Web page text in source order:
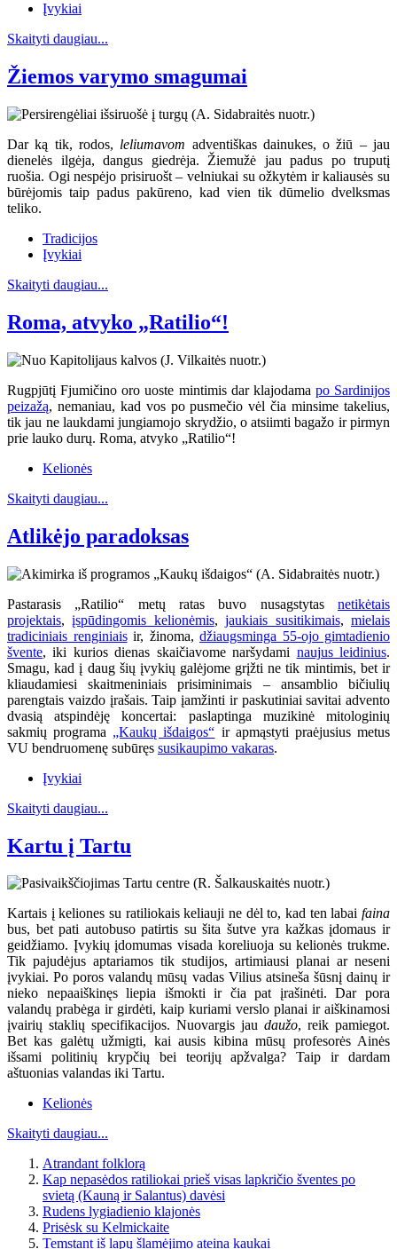
Įvykiai
Skaityti daugiau...
Žiemos varymo smagumai
Dar ką tik, rodos, leliumavom adventiškas dainukes, o žiū – jau
dienelės ilgėja, dangus giedrėja. Žiemužė jau padus po truputį
ruošia. Ogi nespėjo prisiruošt – velniukai su ožkytėm ir kaliausės su
būrėjomis taip padus pakūreno, kad vien tik dūmelio dvelksmas
teliko.
Tradicijos
Įvykiai
Skaityti daugiau...
Roma, atvyko „Ratilio“!
Rugpjūtį Fjumičino oro uoste mintimis dar klajodama po Sardinijos
peizažą, nemaniau, kad vos po pusmečio vėl čia minsime takelius,
tik jau ne laukdami jungiamojo skrydžio, o atsiimti bagažo ir pirmyn
prie lauko durų. Roma, atvyko „Ratilio“!
Kelionės
Skaityti daugiau...
Atlikėjo paradoksas
Pastarasis „Ratilio“ metų ratas buvo nusagstytas netikėtais
projektais,įspūdingomis kelionėmis,jaukiais susitikimais,mielais
tradiciniais renginiaisir, žinoma, džiaugsminga 55-ojo gimtadienio
švente, iki kurios dienas skaičiavome naršydami naujus leidinius.
Smagu, kad į daug šių įvykių galėjome grįžti ne tik mintimis, bet ir
kliaudamiesi skaitmeniniais prisiminimais – ansamblio bičiulių
parengtais vaizdo įrašais. Taip įamžinti ir paskutiniai savitai advento
dvasią atspindėję koncertai: paslaptinga muzikinė mitologinių
sakmių programa „Kaukų išdaigos“ ir apmąstyti praėjusius metus
VU bendruomenę subūręs susikaupimo vakaras.
Įvykiai
Skaityti daugiau...
Kartu į Tartu
Kartais į keliones su ratiliokais keliauji ne dėl to, kad ten labai faina
bus, bet pati autobuso patirtis su šita šutve yra kažkas įdomaus ir
geidžiamo. Įvykių įdomumas visada koreliuoja su kelionės trukme.
Tik pajudėjus aptariamos tik studijos, artimiausi planai ar neseni
įvykiai. Po poros valandų mūsų vadas Vilius atsineša šūsnį dainų ir
nieko nepaaiškinęs liepia išmokti ir čia pat įrašinėti. Dar pora
valandų prabėga ir girdėti, kaip kuriami verslo planai ir aiškinamosi
įvairių staklių specifikacijos. Nuovargis jau daužo, reik pamiegot.
Bet kas galėtų užmigti, kai ausis kibina mūsų profesorės Ainės
išsami politinių krypčių bei teorijų apžvalga? Taip ir dardam
aštuonias valandas iki Tartu.
Kelionės
Skaityti daugiau...
Atrandant folklorą
Kap nepasėdos ratiliokai prieš visas lapkričio šventes po
svietą (Kauną ir Salantus) davėsi
Rudens lygiadienio klajonės
Prisėsk su Kelmickaite
Temstant iš lapų šlamėjimo ateina kaukai